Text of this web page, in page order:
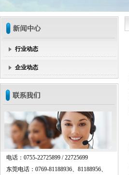
行业动态
企业动态
电话：0755-22725899 / 22725699
东莞电话：0769-81188936、81188956、